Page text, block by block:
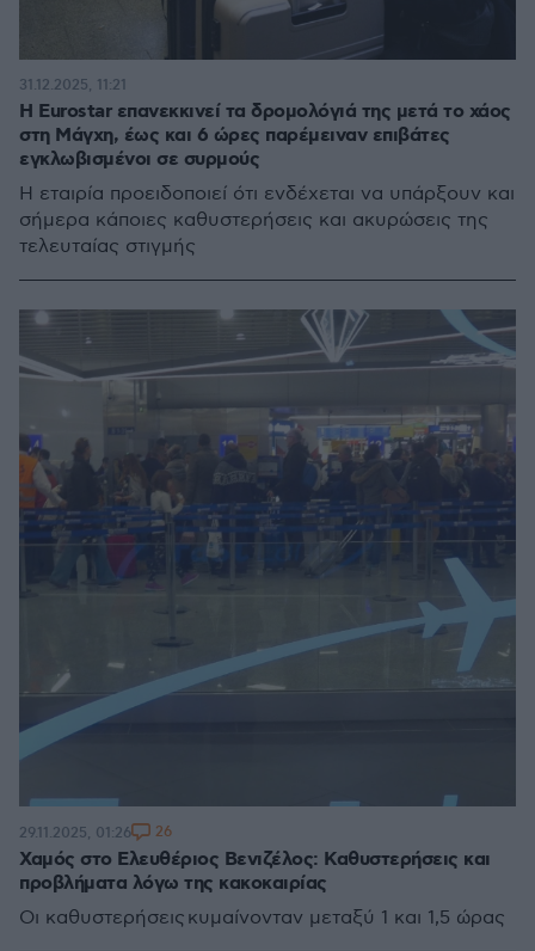
Η Eurostar επανεκκινεί τα δρομολόγιά της μετά το χάος
στη Μάγχη, έως και 6 ώρες παρέμειναν επιβάτες
εγκλωβισμένοι σε συρμούς
Η εταιρία προειδοποιεί ότι ενδέχεται να υπάρξουν και
σήμερα κάποιες καθυστερήσεις και ακυρώσεις της
τελευταίας στιγμής
31.12.2025, 11:21
Χαμός στο Ελευθέριος Βενιζέλος: Καθυστερήσεις και
προβλήματα λόγω της κακοκαιρίας
Οι καθυστερήσεις κυμαίνονταν μεταξύ 1 και 1,5 ώρας
29.11.2025, 01:26 26